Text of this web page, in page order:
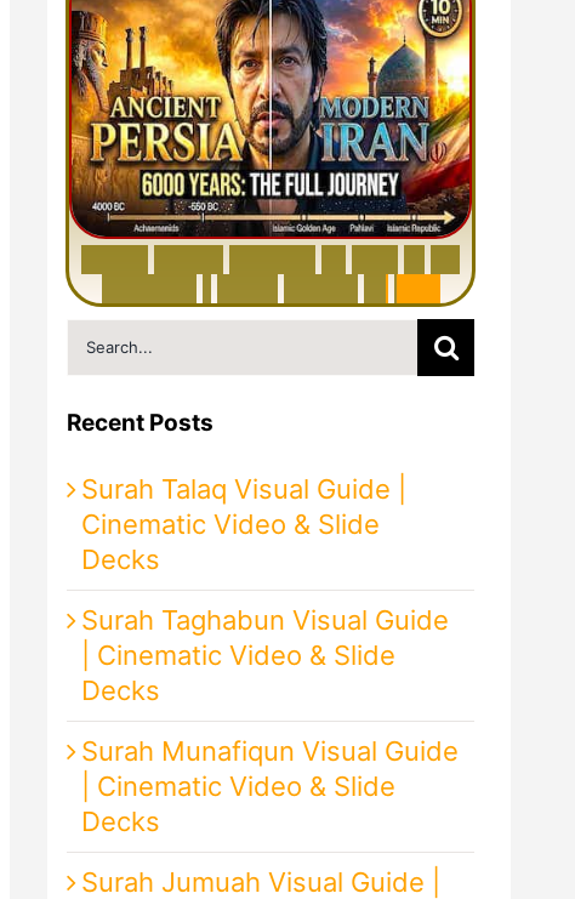
Search
for:
Recent Posts
Surah Talaq Visual Guide |
Cinematic Video & Slide
Decks
Surah Taghabun Visual Guide
| Cinematic Video & Slide
Decks
Surah Munafiqun Visual Guide
| Cinematic Video & Slide
Decks
Surah Jumuah Visual Guide |